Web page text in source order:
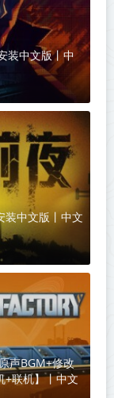
装中文版丨中
中文版丨中文
声BGM+修改
+联机】丨中文